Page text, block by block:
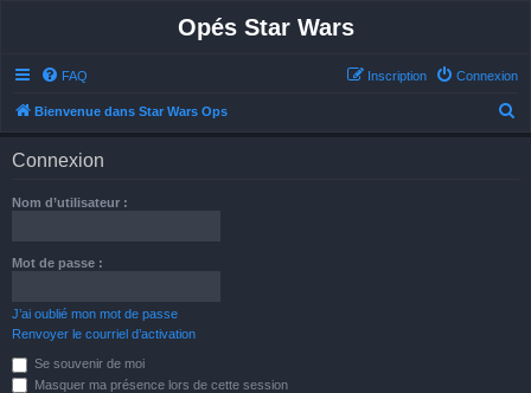
Opés Star Wars
FAQ Connexion
Inscription
Bienvenue dans Star Wars Ops
Connexion
Nom d’utilisateur :
Mot de passe :
J’ai oublié mon mot de passe
Renvoyer le courriel d’activation
Se souvenir de moi
Masquer ma présence lors de cette session